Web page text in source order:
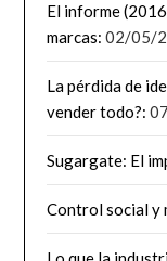
El informe
marcas: 02/05/
La pérdida de
vender todo?:
Sugargate: El
Control social y